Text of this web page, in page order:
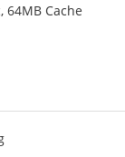
64MB Cache